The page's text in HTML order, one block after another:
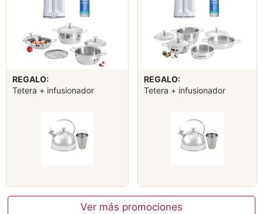
REGALO:
Tetera + infusionador
REGALO:
Tetera + infusionador
Ver más promociones